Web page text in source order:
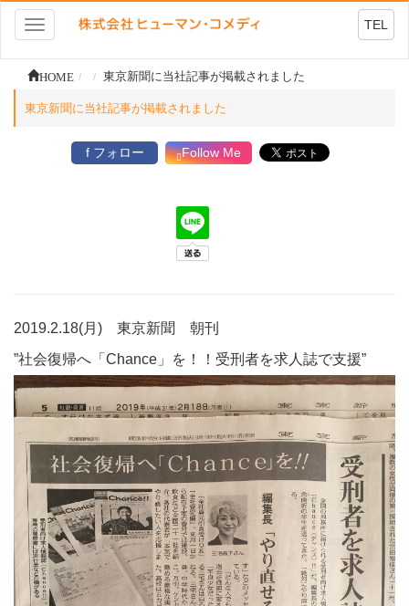
Toggle
navigation
TEL
HOME 東京新聞に当社記事が掲載されました
東京新聞に当社記事が掲載されました
f フォロー Follow Me
2019.2.18(月) 東京新聞 朝刊
”社会復帰へ「Chance」を！！受刑者を求人誌で支援”